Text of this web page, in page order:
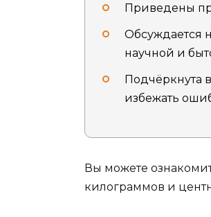
Приведены
Обсуждается
научной и
Подчёркнута
избежать
Вы можете
килограммов и